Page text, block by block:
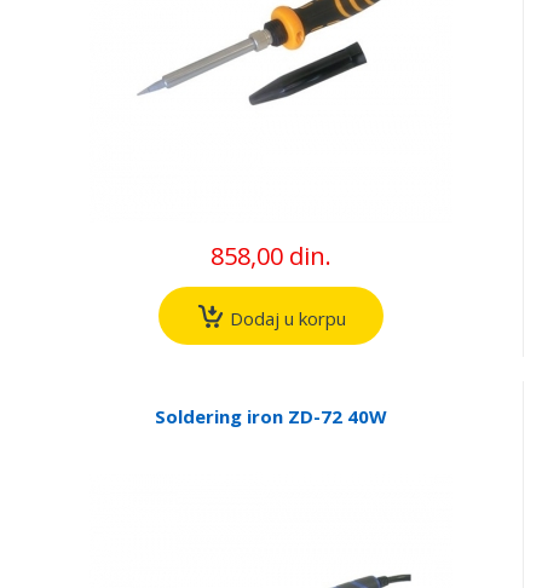
858,00 din.
Dodaj u korpu
Soldering iron ZD-72 40W